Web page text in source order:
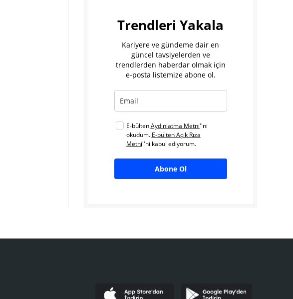
Trendleri Yakala
Kariyere ve gündeme dair en
güncel tavsiyelerden ve
trendlerden haberdar olmak için
e-posta listemize abone ol.
E-bültenAydınlatma Metni''ni
okudum. E-bülten Açık Rıza
Metni''ni kabul ediyorum.
Abone Ol